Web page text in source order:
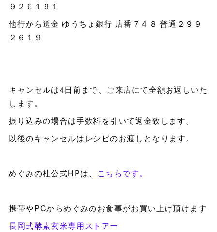
９２６１９１
他行から送金 ゆうちょ銀行 店番７４８ 普通２９９
２６１９
キャンセルは4日前まで、ご来店にて全額お返しいた
します。
振り込みの場合は手数料を引いて返金致します。
以後のキャンセルはレシピのお渡しとなります。
めぐみの杜公式HPは、 こちらです。
携帯やPCからめぐみのお食事がお買い上げ頂けます
長岡式酵素玄米専用ストアー